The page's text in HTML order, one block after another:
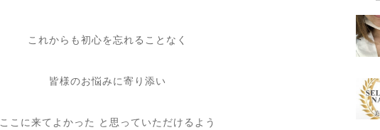
これからも初心を忘れることなく
皆様のお悩みに寄り添い
ここに来てよかった と思っていただけるよう